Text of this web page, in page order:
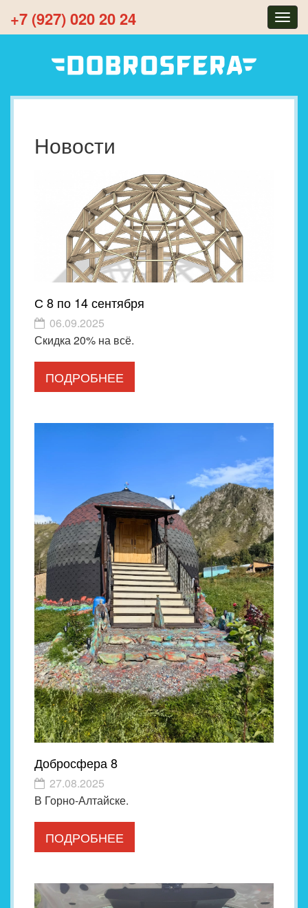
+7 (927) 020 20 24
Новости
С 8 по 14 сентября
06.09.2025
Скидка 20% на всё.
ПОДРОБНЕЕ
Добросфера 8
27.08.2025
В Горно-Алтайске.
ПОДРОБНЕЕ